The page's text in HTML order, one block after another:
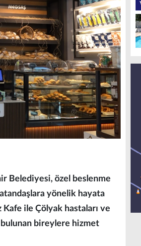
Belediyesi, özel beslenme
yönelik hayata
ile Çölyak hastaları ve
bireylere hizmet